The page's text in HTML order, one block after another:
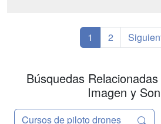
timeli...
1 2
Búsquedas
Imagen y
Cursos de piloto drones